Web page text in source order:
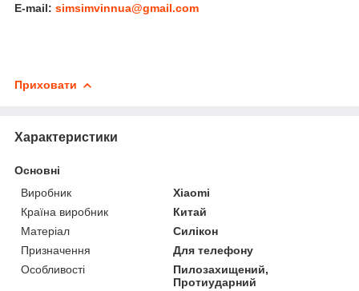
E-mail: simsimvinnua@gmail.com
Приховати
Характеристики
Основні
Виробник
Xiaomi
Країна виробник
Китай
Матеріал
Силікон
Призначення
Для телефону
Особливості
Пилозахищений,
Протиударний